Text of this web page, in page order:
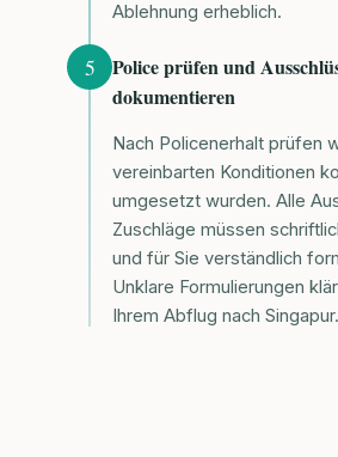
Ablehnung erheblich.
5
Police prüfen und
dokumentieren
Nach Policenerhalt prüfen
vereinbarten Konditionen
umgesetzt wurden. Alle
Zuschläge müssen
und für Sie verständlich
Unklare Formulierungen
Ihrem Abflug nach Singapur.